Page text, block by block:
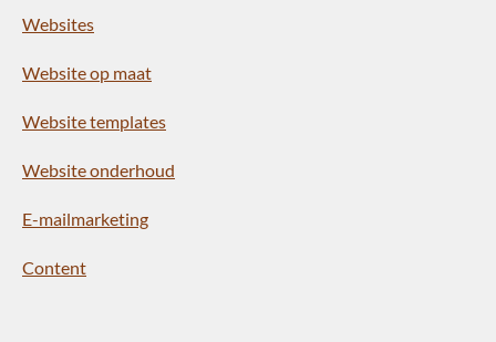
Websites
Website op maat
Website templates
Website onderhoud
E-mailmarketing
Content